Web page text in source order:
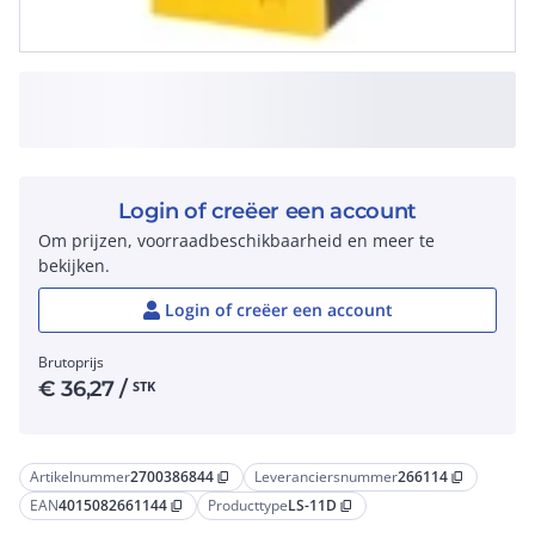
Artikelnummer2700386844 content_copy Leveranciersnummer266114 content_copy
EAN4015082661144 content_copy ProducttypeLS-11D content_copy
Login of creëer een account
Om prijzen, voorraadbeschikbaarheid en meer te
bekijken.
Login of creëer een account
Brutoprijs
€36,27/ STK